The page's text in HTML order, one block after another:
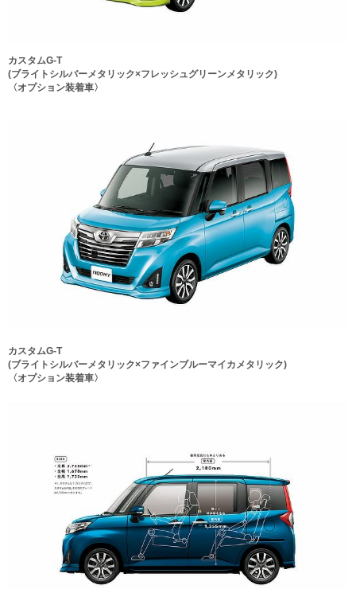
カスタムG-T
(ブライトシルバーメタリック×フレッシュグリーンメタリック)
〈オプション装着車〉
カスタムG-T
(ブライトシルバーメタリック×ファインブルーマイカメタリック)
〈オプション装着車〉